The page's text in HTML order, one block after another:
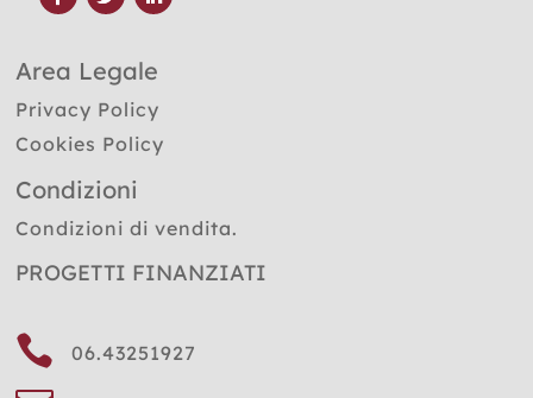
Area Legale
Privacy Policy
Cookies Policy
Condizioni
Condizioni di vendita.
PROGETTI FINANZIATI
 06.43251927